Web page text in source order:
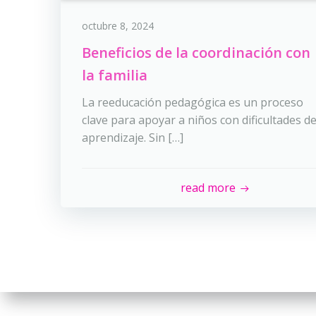
octubre 8, 2024
Beneficios de la coordinación con
la familia
La reeducación pedagógica es un proceso
clave para apoyar a niños con dificultades de
aprendizaje. Sin […]
read more